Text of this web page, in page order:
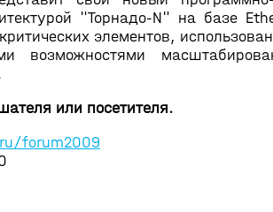
"Торнадо-N" на базе
элементов,
возможностями
или посетителя.
forum2009